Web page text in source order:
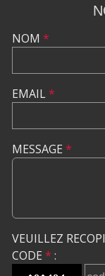
NOM *
EMAIL*
MESSAGE *
VEUILLEZ
CODE * :